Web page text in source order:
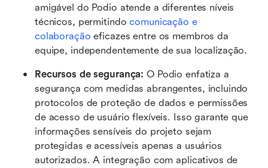
amigável do Podio atende a diferentes níveis
técnicos, permitindo comunicação e
colaboração eficazes entre os membros da
equipe, independentemente de sua localização.
Recursos de segurança: O Podio enfatiza a
segurança com medidas abrangentes, incluindo
protocolos de proteção de dados e permissões
de acesso de usuário flexíveis. Isso garante que
informações sensíveis do projeto sejam
protegidas e acessíveis apenas a usuários
autorizados. A integração com aplicativos de